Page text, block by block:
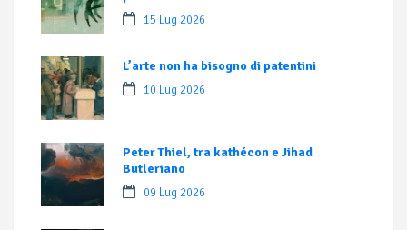
15 Lug 2026
L’arte non ha bisogno di patentini
10 Lug 2026
Peter Thiel, tra kathécon e Jihad
Butleriano
09 Lug 2026